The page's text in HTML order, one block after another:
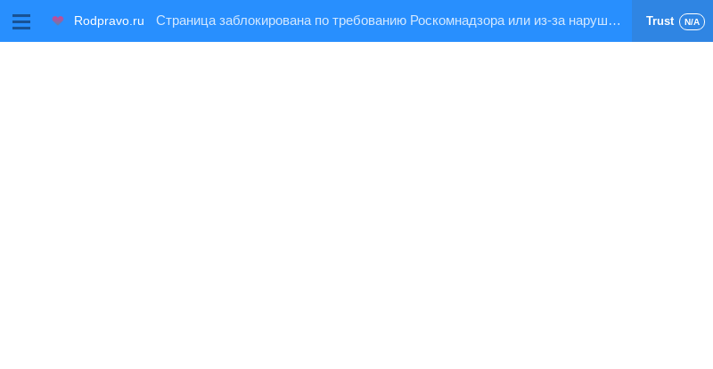
M Rodpravo.ru Trust N/A
Страница заблокирована по требованию Роскомнадзора или из-за нарушения правил хостинга!